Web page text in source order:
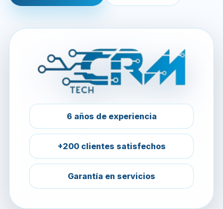
6 años de experiencia
+200 clientes satisfechos
Garantía en servicios